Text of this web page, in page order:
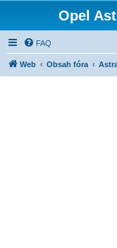
Opel
FAQ
Web Obsah fóra